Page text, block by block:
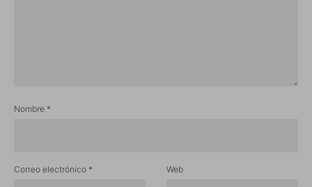
Nombre *
Correo electrónico * Web